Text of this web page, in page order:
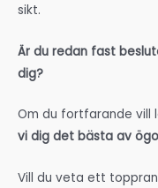
sikt.
Är du redan fast
dig?
Om du fortfarande
vi dig det bästa av
Vill du veta ett